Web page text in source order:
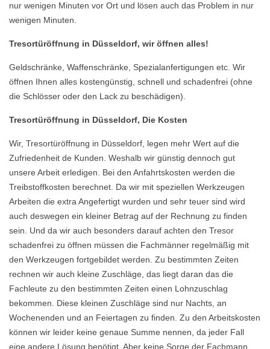
nur wenigen Minuten vor Ort und lösen auch das Problem in nur
wenigen Minuten.
Tresortüröffnung in Düsseldorf, wir öffnen alles!
Geldschränke, Waffenschränke, Spezialanfertigungen etc. Wir
öffnen Ihnen alles kostengünstig, schnell und schadenfrei (ohne
die Schlösser oder den Lack zu beschädigen).
Tresortüröffnung in Düsseldorf, Die Kosten
Wir, Tresortüröffnung in Düsseldorf, legen mehr Wert auf die
Zufriedenheit de Kunden. Weshalb wir günstig dennoch gut
unsere Arbeit erledigen. Bei den Anfahrtskosten werden die
Treibstoffkosten berechnet. Da wir mit speziellen Werkzeugen
Arbeiten die extra Angefertigt wurden und sehr teuer sind wird
auch deswegen ein kleiner Betrag auf der Rechnung zu finden
sein. Und da wir auch besonders darauf achten den Tresor
schadenfrei zu öffnen müssen die Fachmänner regelmäßig mit
den Werkzeugen fortgebildet werden. Zu bestimmten Zeiten
rechnen wir auch kleine Zuschläge, das liegt daran das die
Fachleute zu den bestimmten Zeiten einen Lohnzuschlag
bekommen. Diese kleinen Zuschläge sind nur Nachts, an
Wochenenden und an Feiertagen zu finden. Zu den Arbeitskosten
können wir leider keine genaue Summe nennen, da jeder Fall
eine andere Lösung benötigt. Aber keine Sorge der Fachmann